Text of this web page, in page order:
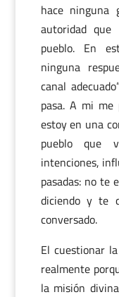
hace ninguna
autoridad que
pueblo. En
ninguna
canal
pasa. A mi me
estoy en una
pueblo que
intenciones,
pasadas: no te
diciendo y te
conversado.
El cuestionar
realmente
la misión